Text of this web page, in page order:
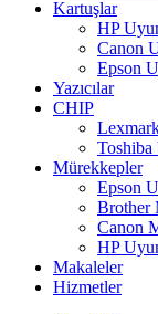
Kartuşlar
HP
Canon
Epson
Yazıcılar
CHIP
Mürekkepler
Epson
Brother
Canon
HP
Makaleler
Hizmetler